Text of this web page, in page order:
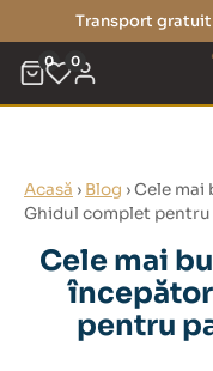
Transport
0 0
Acasă › Blog ›Cele mai
Ghidul complet
Cele mai
pentru